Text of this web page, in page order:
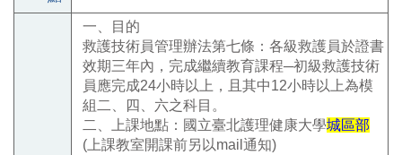
一、目的
救護技術員管理辦法第七條：各級救護員於證書
效期三年內，完成繼續教育課程─初級救護技術
員應完成24小時以上，且其中12小時以上為模
組二、四、六之科目。
二、上課地點：國立臺北護理健康大學城區部
(上課教室開課前另以mail通知)